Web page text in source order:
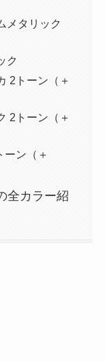
メタリック
ク
2トーン（＋
2トーン（＋
ーン（＋
全カラー紹